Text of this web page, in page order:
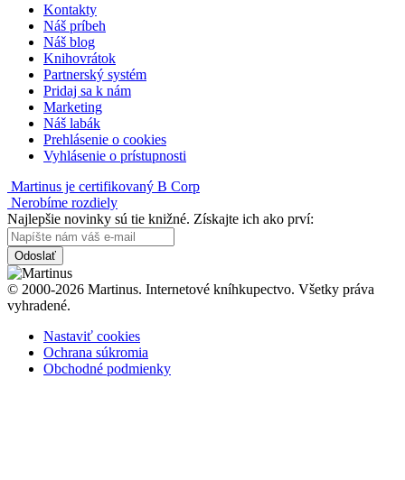
Kontakty
Náš príbeh
Náš blog
Knihovrátok
Partnerský systém
Pridaj sa k nám
Marketing
Náš labák
Prehlásenie o cookies
Vyhlásenie o prístupnosti
Martinus je certifikovaný B Corp
Nerobíme rozdiely
Najlepšie novinky sú tie knižné. Získajte ich ako prví:
Odoslať
© 2000-2026 Martinus. Internetové kníhkupectvo. Všetky práva
vyhradené.
Nastaviť cookies
Ochrana súkromia
Obchodné podmienky